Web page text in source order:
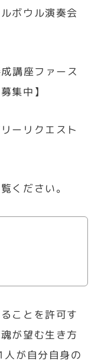
ボウル演奏会
講座ファース
集中】
ーリクエスト
ください。
ことを許可す
が望む生き方
が自分自身の